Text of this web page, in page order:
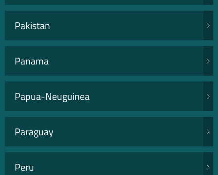
Pakistan
Panama
Papua-Neuguinea
Paraguay
Peru